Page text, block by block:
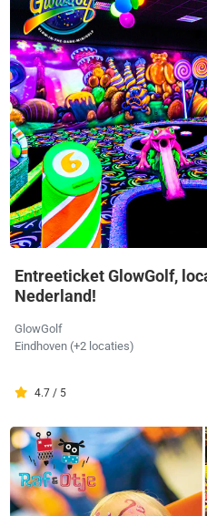
Entreeticket GlowGolf,
Nederland!
GlowGolf
Eindhoven (+2 locaties)
4.7 / 5